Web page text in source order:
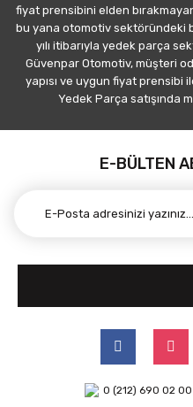
fiyat prensibini elden
bu yana otomotiv sektöründeki
yılı itibarıyla yedek parça
Güvenpar Otomotiv, müşteri
yapısı ve uygun fiyat prensibi
Yedek Parça satışında
E-BÜLTEN
0 (212) 690 02 00